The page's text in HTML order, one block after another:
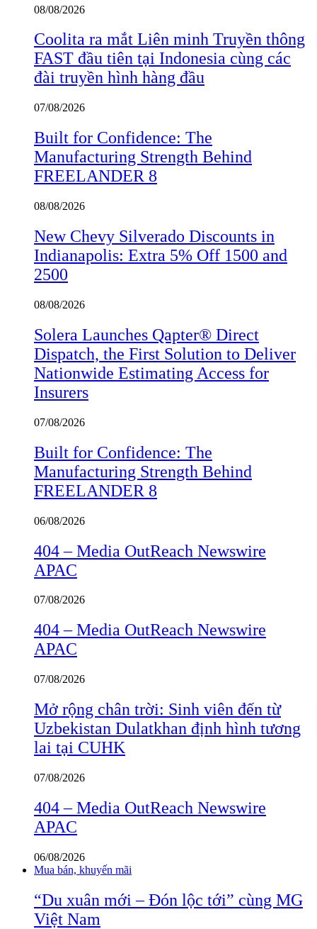
08/08/2026
Coolita ra mắt Liên minh Truyền thông
FAST đầu tiên tại Indonesia cùng các
đài truyền hình hàng đầu
07/08/2026
Built for Confidence: The
Manufacturing Strength Behind
FREELANDER 8
08/08/2026
New Chevy Silverado Discounts in
Indianapolis: Extra 5% Off 1500 and
2500
08/08/2026
Solera Launches Qapter® Direct
Dispatch, the First Solution to Deliver
Nationwide Estimating Access for
Insurers
07/08/2026
Built for Confidence: The
Manufacturing Strength Behind
FREELANDER 8
06/08/2026
404 – Media OutReach Newswire
APAC
07/08/2026
404 – Media OutReach Newswire
APAC
07/08/2026
Mở rộng chân trời: Sinh viên đến từ
Uzbekistan Dulatkhan định hình tương
lai tại CUHK
07/08/2026
404 – Media OutReach Newswire
APAC
06/08/2026
Mua bán, khuyến mãi
“Du xuân mới – Đón lộc tới” cùng MG
Việt Nam